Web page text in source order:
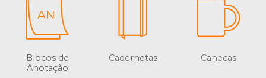
Blocos de
Anotação
Cadernetas Canecas